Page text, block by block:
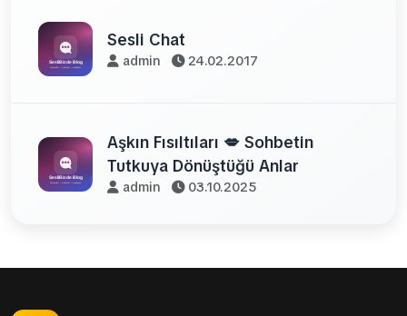
Sesli Chat
admin 24.02.2017
Aşkın Fısıltıları 💋 Sohbetin
Tutkuya Dönüştüğü Anlar
admin 03.10.2025